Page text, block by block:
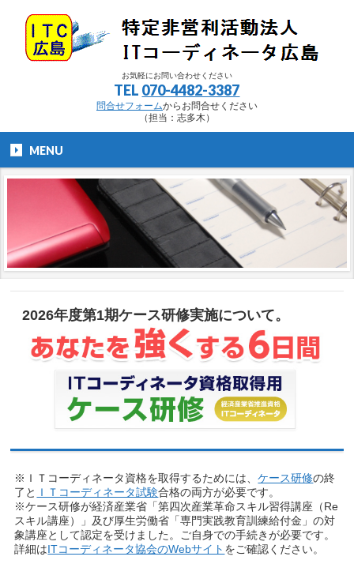
お気軽にお問い合わせください
TEL 070-4482-3387
問合せフォームからお問合せください
（担当：志多木）
MENU
2026年度第1期ケース研修実施について。
※ＩＴコーディネータ資格を取得するためには、ケース研修の終
了と ＩＴコーディネータ試験合格の両方が必要です。
※ケース研修が経済産業省「第四次産業革命スキル習得講座（Re
スキル講座）」及び厚生労働省「専門実践教育訓練給付金」の対
象講座として認定を受けました。ご自身での手続きが必要です。
詳細はITコーディネータ協会のWebサイト をご確認ください。